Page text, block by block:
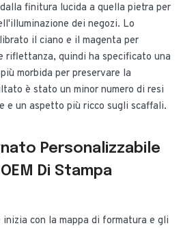
finitura lucida a quella pietra per
dei negozi. Lo
il ciano e il magenta per
riflettanza, quindi ha specificato una
morbida per preservare la
è stato un minor numero di resi
e un aspetto più ricco sugli scaffali.
Personalizzabile
Di Stampa
con la mappa di formatura e gli